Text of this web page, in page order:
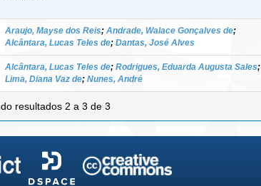
Araujo, Mayse dos Reis; Andrade, Walace Gonçalves de;
Alcântara, Lucas Teles de; Dantas, José Alves
Alcântara, Lucas Teles de; Rodrigues, Eduarda Augusta Sales;
Lima, Diana Vaz de; Nunes, André
resultados 2 a 3 de 3